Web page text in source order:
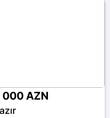
000 AZN